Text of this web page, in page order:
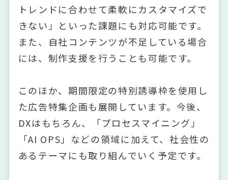
トレンドに合わせて柔軟にカスタマイズで
きない」といった課題にも対応可能です。
また、自社コンテンツが不足している場合
には、制作支援を行うことも可能です。
このほか、期間限定の特別誘導枠を使用し
た広告特集企画も展開しています。今後、
DXはもちろん、「プロセスマイニング」
「AI OPS」などの領域に加えて、社会性の
あるテーマにも取り組んでいく予定です。